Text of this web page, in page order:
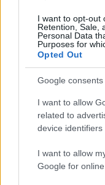
I want to opt-out
Retention, Sale,
Personal Data
Purposes for
Opted Out
Google consents
I want to allow
related to
device identifiers
I want to allow
Google for
2023. október 22. 16:57
Közös tüntetést
Egységes
Közös tüntetést tart
az aHang nevű civil
népszavazása is.